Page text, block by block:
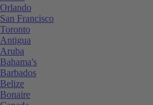
Orlando
San Francisco
Toronto
Antigua
Aruba
Bahama's
Barbados
Belize
Bonaire